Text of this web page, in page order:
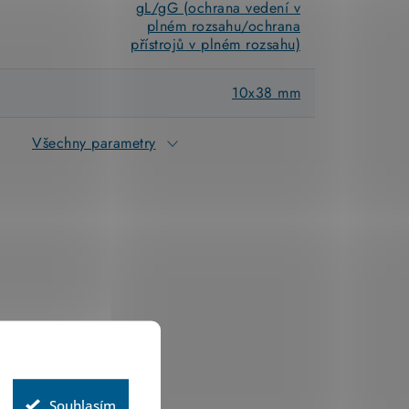
Souhlasím
gL/gG (ochrana vedení v
plném rozsahu/ochrana
přístrojů v plném rozsahu)
10x38 mm
Všechny parametry